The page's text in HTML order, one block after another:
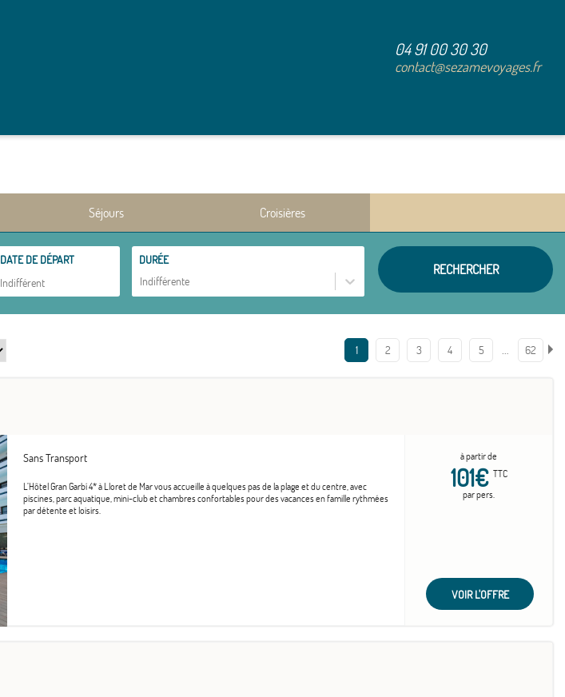
04 91 00 30 30
contact@sezamevoyages.fr
Séjours Croisières
DATE DE DÉPART
DURÉE
Indifférente
RECHERCHER
1 2 3 4 5 … 62
Sans Transport
L’Hôtel Gran Garbí 4* à Lloret de Mar vous accueille à quelques pas de la plage et du centre, avec
piscines, parc aquatique, mini-club et chambres confortables pour des vacances en famille rythmées
par détente et loisirs.
à partir de
101€ TTC
par pers.
VOIR L'OFFRE